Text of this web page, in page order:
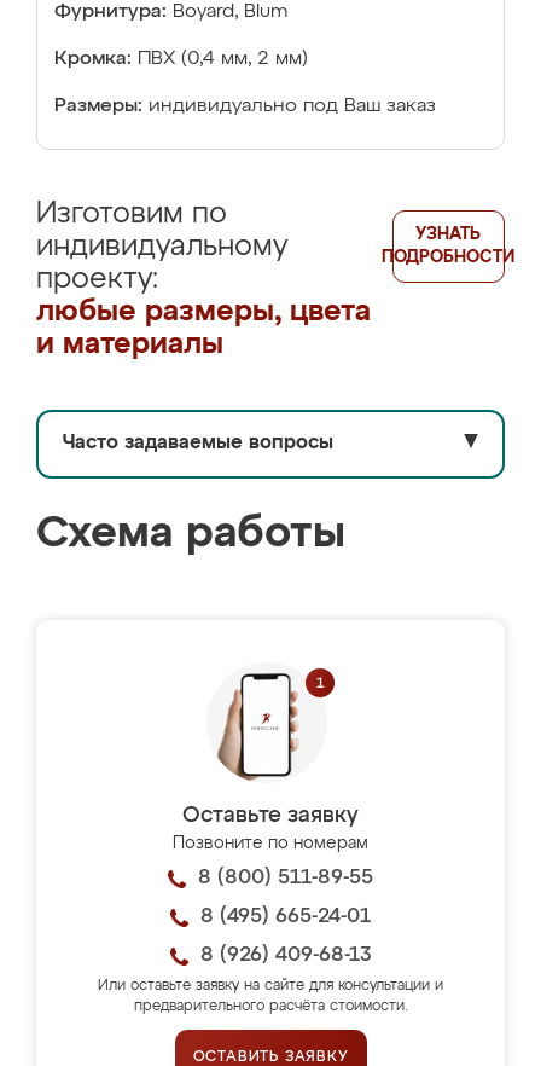
Фурнитура: Boyard, Blum
Кромка: ПВХ (0,4 мм, 2 мм)
Размеры: индивидуально под Ваш заказ
Изготовим по
индивидуальному
проекту:
любые размеры, цвета
и материалы
УЗНАТЬ
ПОДРОБНОСТИ
Часто задаваемые вопросы ▼
Схема работы
Оставьте заявку
Позвоните по номерам
8 (800) 511-89-55
8 (495) 665-24-01
8 (926) 409-68-13
Или оставьте заявку на сайте для консультации и
предварительного расчёта стоимости.
ОСТАВИТЬ ЗАЯВКУ